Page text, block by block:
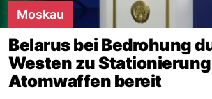
Moskau
Belarus bei Bedrohung
Westen zu
Atomwaffen bereit